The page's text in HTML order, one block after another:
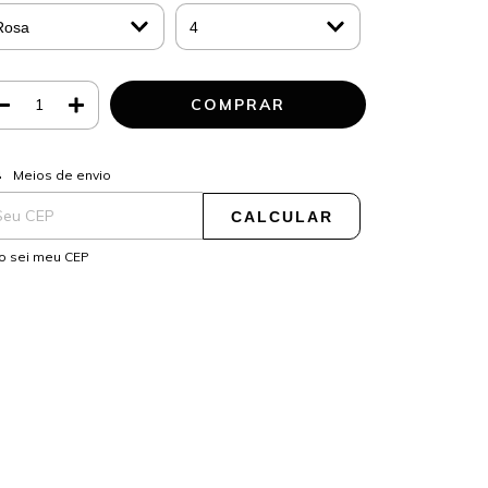
para o CEP:
Meios de envio
CALCULAR
sei meu CEP